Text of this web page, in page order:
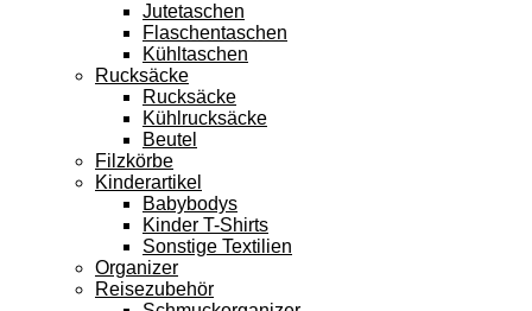
Jutetaschen
Flaschentaschen
Kühltaschen
Rucksäcke
Rucksäcke
Kühlrucksäcke
Beutel
Filzkörbe
Kinderartikel
Babybodys
Kinder T-Shirts
Sonstige Textilien
Organizer
Reisezubehör